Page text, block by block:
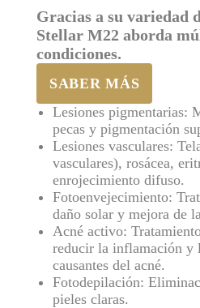
Gracias a su variedad
Stellar M22 aborda
condiciones.
SABER MÁS
Lesiones pigmentarias:
pecas y pigmentación
Lesiones vasculares:
vasculares), rosácea,
enrojecimiento difuso.
Fotoenvejecimiento:
daño solar y mejora de
Acné activo:
reducir la inflamación y
causantes del acné.
Fotodepilación:
pieles claras.